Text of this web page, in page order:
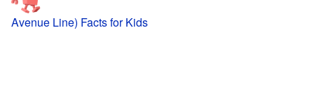
Avenue Line) Facts for Kids